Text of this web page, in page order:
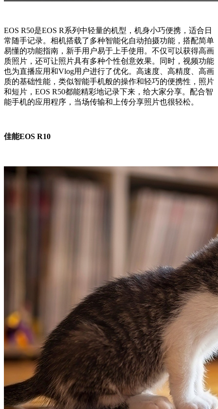
EOS R50是EOS R系列中轻量的机型，机身小巧便携，适合日
常随手记录。相机搭载了多种智能化自动拍摄功能，搭配简单
易懂的功能指南，新手用户易于上手使用。不仅可以获得高画
质照片，还可让照片具有多种个性创意效果。同时，视频功能
也为直播应用和Vlog用户进行了优化。高速度、高精度、高画
质的基础性能，类似智能手机般的操作和轻巧的便携性，照片
和短片，EOS R50都能精彩地记录下来，给大家分享。配合智
能手机的应用程序，当场传输和上传分享照片也很轻松。
佳能EOS R10